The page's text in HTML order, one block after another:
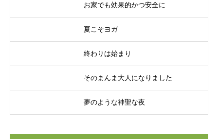
お家でも効果的かつ安全に
夏こそヨガ
終わりは始まり
そのまんま大人になりました
夢のような神聖な夜